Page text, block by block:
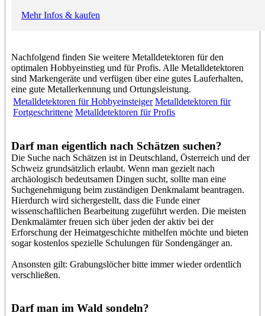
Mehr Infos & kaufen
Nachfolgend finden Sie weitere Metalldetektoren für den
optimalen Hobbyeinstieg und für Profis. Alle Metalldetektoren
sind Markengeräte und verfügen über eine gutes Lauferhalten,
eine gute Metallerkennung und Ortungsleistung.
Metalldetektoren für Hobbyeinsteiger Metalldetektoren für
Fortgeschrittene Metalldetektoren für Profis
Darf man eigentlich nach Schätzen suchen?
Die Suche nach Schätzen ist in Deutschland, Österreich und der
Schweiz grundsätzlich erlaubt. Wenn man gezielt nach
archäologisch bedeutsamen Dingen sucht, sollte man eine
Suchgenehmigung beim zuständigen Denkmalamt beantragen.
Hierdurch wird sichergestellt, dass die Funde einer
wissenschaftlichen Bearbeitung zugeführt werden. Die meisten
Denkmalämter freuen sich über jeden der aktiv bei der
Erforschung der Heimatgeschichte mithelfen möchte und bieten
sogar kostenlos spezielle Schulungen für Sondengänger an.
Ansonsten gilt: Grabungslöcher bitte immer wieder ordentlich
verschließen.
Darf man im Wald sondeln?